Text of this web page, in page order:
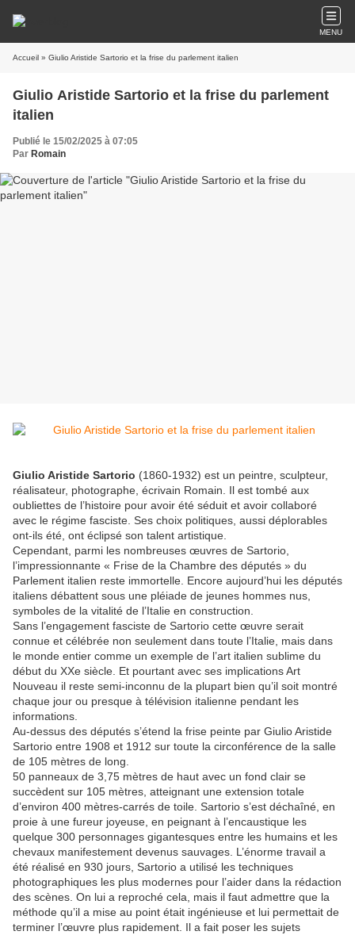
MENU
Accueil » Giulio Aristide Sartorio et la frise du parlement italien
Giulio Aristide Sartorio et la frise du parlement
italien
Publié le 15/02/2025 à 07:05
Par Romain
Giulio Aristide Sartorio (1860-1932) est un peintre, sculpteur,
réalisateur, photographe, écrivain Romain. Il est tombé aux
oubliettes de l’histoire pour avoir été séduit et avoir collaboré
avec le régime fasciste. Ses choix politiques, aussi déplorables
ont-ils été, ont éclipsé son talent artistique.
Cependant, parmi les nombreuses œuvres de Sartorio,
l’impressionnante « Frise de la Chambre des députés » du
Parlement italien reste immortelle. Encore aujourd’hui les députés
italiens débattent sous une pléiade de jeunes hommes nus,
symboles de la vitalité de l’Italie en construction.
Sans l’engagement fasciste de Sartorio cette œuvre serait
connue et célébrée non seulement dans toute l’Italie, mais dans
le monde entier comme un exemple de l’art italien sublime du
début du XXe siècle. Et pourtant avec ses implications Art
Nouveau il reste semi-inconnu de la plupart bien qu’il soit montré
chaque jour ou presque à télévision italienne pendant les
informations.
Au-dessus des députés s’étend la frise peinte par Giulio Aristide
Sartorio entre 1908 et 1912 sur toute la circonférence de la salle
de 105 mètres de long.
50 panneaux de 3,75 mètres de haut avec un fond clair se
succèdent sur 105 mètres, atteignant une extension totale
d’environ 400 mètres-carrés de toile. Sartorio s’est déchaîné, en
proie à une fureur joyeuse, en peignant à l’encaustique les
quelque 300 personnages gigantesques entre les humains et les
chevaux manifestement devenus sauvages. L’énorme travail a
été réalisé en 930 jours, Sartorio a utilisé les techniques
photographiques les plus modernes pour l’aider dans la rédaction
des scènes. On lui a reproché cela, mais il faut admettre que la
méthode qu’il a mise au point était ingénieuse et lui permettait de
terminer l’œuvre plus rapidement. Il a fait poser les sujets